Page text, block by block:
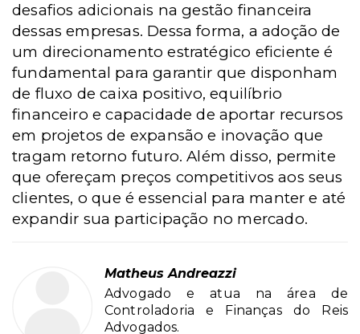
desafios adicionais na gestão financeira
dessas empresas. Dessa forma, a adoção de
um direcionamento estratégico eficiente é
fundamental para garantir que disponham
de fluxo de caixa positivo, equilíbrio
financeiro e capacidade de aportar recursos
em projetos de expansão e inovação que
tragam retorno futuro. Além disso, permite
que ofereçam preços competitivos aos seus
clientes, o que é essencial para manter e até
expandir sua participação no mercado.
Matheus Andreazzi
Advogado e atua na área de
Controladoria e Finanças do Reis
Advogados.